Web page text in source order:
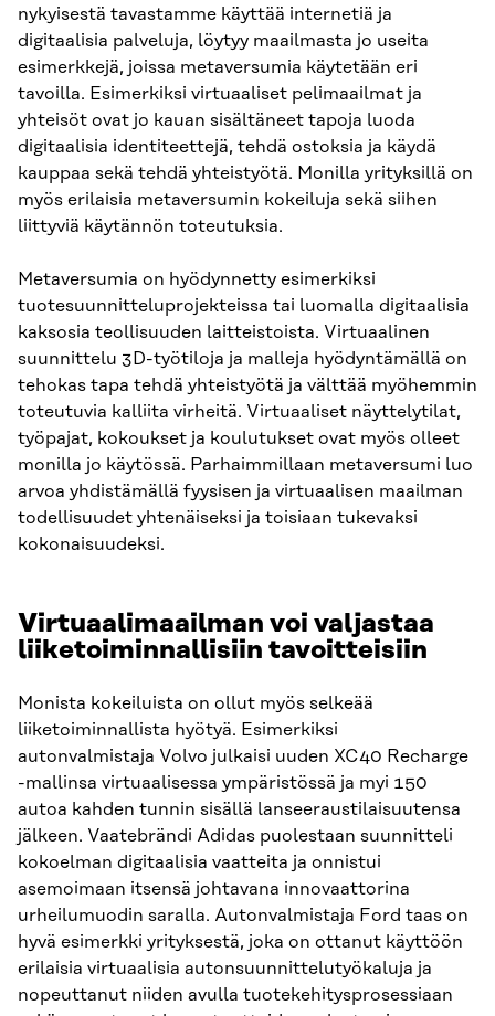
nykyisestä tavastamme käyttää internetiä ja
digitaalisia palveluja, löytyy maailmasta jo useita
esimerkkejä, joissa metaversumia käytetään eri
tavoilla. Esimerkiksi virtuaaliset pelimaailmat ja
yhteisöt ovat jo kauan sisältäneet tapoja luoda
digitaalisia identiteettejä, tehdä ostoksia ja käydä
kauppaa sekä tehdä yhteistyötä. Monilla yrityksillä on
myös erilaisia metaversumin kokeiluja sekä siihen
liittyviä käytännön toteutuksia.
Metaversumia on hyödynnetty esimerkiksi
tuotesuunnitteluprojekteissa tai luomalla digitaalisia
kaksosia teollisuuden laitteistoista. Virtuaalinen
suunnittelu 3D-työtiloja ja malleja hyödyntämällä on
tehokas tapa tehdä yhteistyötä ja välttää myöhemmin
toteutuvia kalliita virheitä. Virtuaaliset näyttelytilat,
työpajat, kokoukset ja koulutukset ovat myös olleet
monilla jo käytössä. Parhaimmillaan metaversumi luo
arvoa yhdistämällä fyysisen ja virtuaalisen maailman
todellisuudet yhtenäiseksi ja toisiaan tukevaksi
kokonaisuudeksi.
Virtuaalimaailman voi valjastaa
liiketoiminnallisiin tavoitteisiin
Monista kokeiluista on ollut myös selkeää
liiketoiminnallista hyötyä. Esimerkiksi
autonvalmistaja Volvo julkaisi uuden XC40 Recharge
-mallinsa virtuaalisessa ympäristössä ja myi 150
autoa kahden tunnin sisällä lanseeraustilaisuutensa
jälkeen. Vaatebrändi Adidas puolestaan suunnitteli
kokoelman digitaalisia vaatteita ja onnistui
asemoimaan itsensä johtavana innovaattorina
urheilumuodin saralla. Autonvalmistaja Ford taas on
hyvä esimerkki yrityksestä, joka on ottanut käyttöön
erilaisia virtuaalisia autonsuunnittelutyökaluja ja
nopeuttanut niiden avulla tuotekehitysprosessiaan